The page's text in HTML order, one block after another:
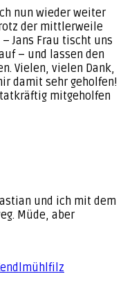
nun wieder weiter
der mittlerweile
Jans Frau tischt uns
– und lassen den
Vielen, vielen Dank,
damit sehr geholfen!
mitgeholfen
und ich mit dem
Müde, aber